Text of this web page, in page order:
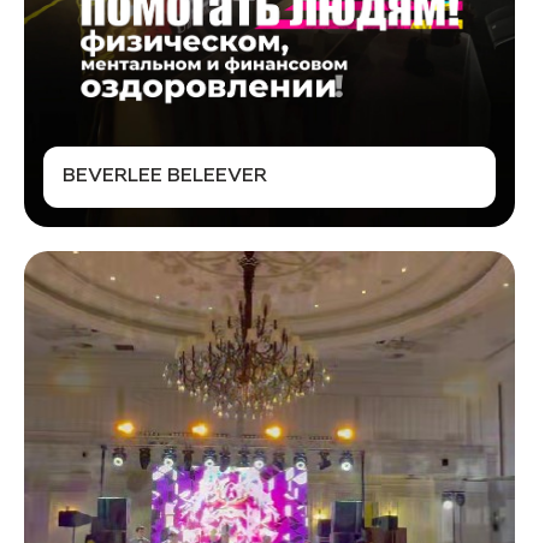
BEVERLEE BELEEVER